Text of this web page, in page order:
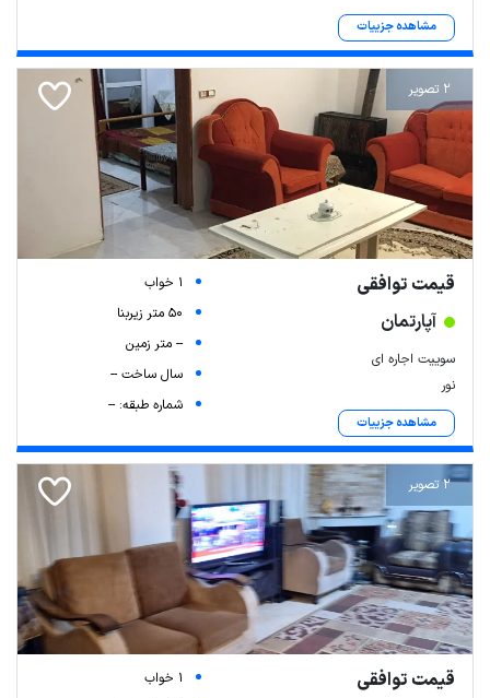
مشاهده جزییات
2 تصویر
قیمت توافقی
آپارتمان
سوییت اجاره ای
نور
مشاهده جزییات
1 خواب
50 متر زیربنا
-- متر زمین
سال ساخت --
شماره طبقه: --
2 تصویر
قیمت توافقی
1 خواب